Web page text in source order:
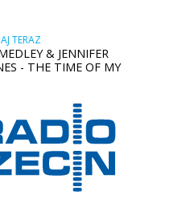
TERAZ
& JENNIFER
- THE TIME OF MY